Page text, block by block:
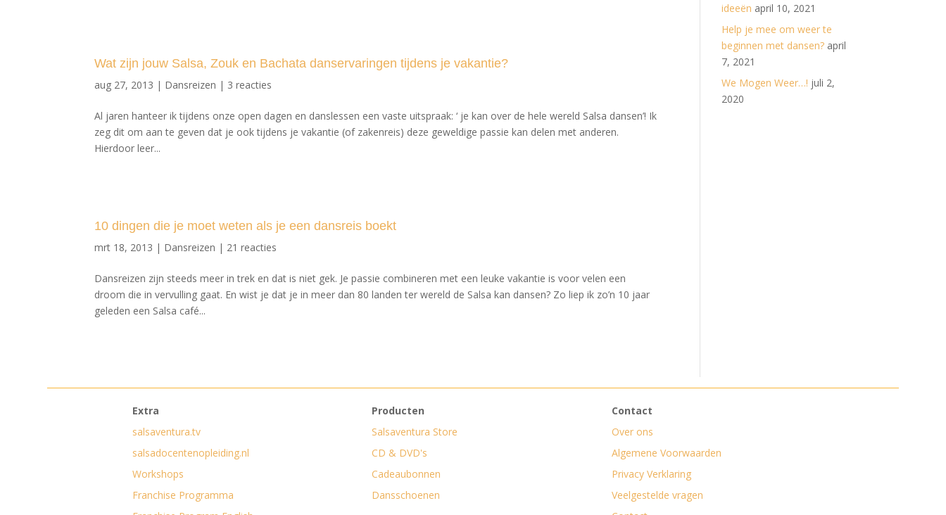
Wat zijn jouw Salsa, Zouk en Bachata danservaringen tijdens je vakantie?
aug 27, 2013 | Dansreizen | 3 reacties
Al jaren hanteer ik tijdens onze open dagen en danslessen een vaste uitspraak: ‘ je kan over de hele wereld Salsa dansen’! Ik
zeg dit om aan te geven dat je ook tijdens je vakantie (of zakenreis) deze geweldige passie kan delen met anderen.
Hierdoor leer...
10 dingen die je moet weten als je een dansreis boekt
mrt 18, 2013 | Dansreizen | 21 reacties
Dansreizen zijn steeds meer in trek en dat is niet gek. Je passie combineren met een leuke vakantie is voor velen een
droom die in vervulling gaat. En wist je dat je in meer dan 80 landen ter wereld de Salsa kan dansen? Zo liep ik zo’n 10 jaar
geleden een Salsa café...
ideeën april 10, 2021
Help je mee om weer te
beginnen met dansen? april
7, 2021
We Mogen Weer…! juli 2,
2020
Extra
salsaventura.tv
salsadocentenopleiding.nl
Workshops
Franchise Programma
Producten
Salsaventura Store
CD & DVD's
Cadeaubonnen
Dansschoenen
Contact
Over ons
Algemene Voorwaarden
Privacy Verklaring
Veelgestelde vragen